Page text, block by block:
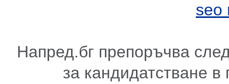
seo
Напред.бг препоръчва
за кандидатстване